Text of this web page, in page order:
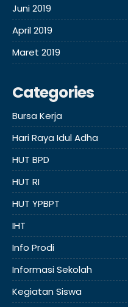
Juni 2019
April 2019
Maret 2019
Categories
Bursa Kerja
Hari Raya Idul Adha
HUT BPD
HUT RI
HUT YPBPT
IHT
Info Prodi
Informasi Sekolah
Kegiatan Siswa